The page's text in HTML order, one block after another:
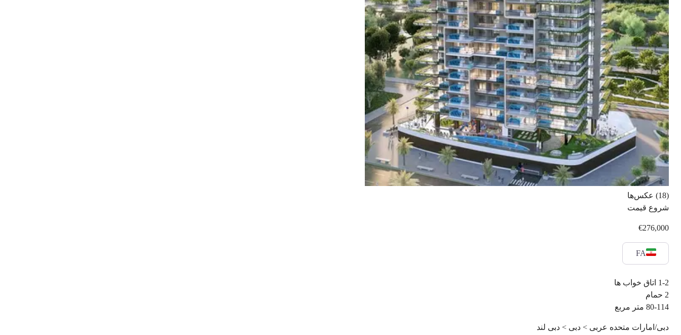
(18) عکس‌ها
شروع قیمت
€276,000
FA
1-2 اتاق خواب ها
2 حمام
80-114 متر مربع
دبی/امارات متحده عربی > دبی > دبی لند